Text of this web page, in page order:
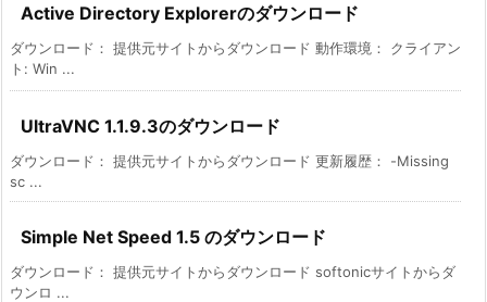
Active Directory Explorerのダウンロード
ダウンロード： 提供元サイトからダウンロード 動作環境： クライアン
ト: Win ...
UltraVNC 1.1.9.3のダウンロード
ダウンロード： 提供元サイトからダウンロード 更新履歴： -Missing
sc ...
Simple Net Speed 1.5 のダウンロード
ダウンロード： 提供元サイトからダウンロード softonicサイトからダ
ウンロ ...